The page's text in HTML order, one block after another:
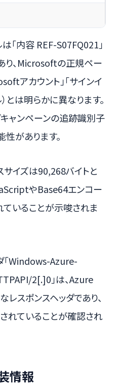
「内容 REF-S07FQ021」
り、Microsoftの正規ペー
アカウント」「サインイ
とは明らかに異なります。
ャンペーンの追跡識別子
があります。
サイズは90,268バイトと
やBase64エンコー
ていることが示唆されま
「Windows-Azure-
2[.]0」は、Azure
スポンスヘッダであり、
れていることが確認され
情報